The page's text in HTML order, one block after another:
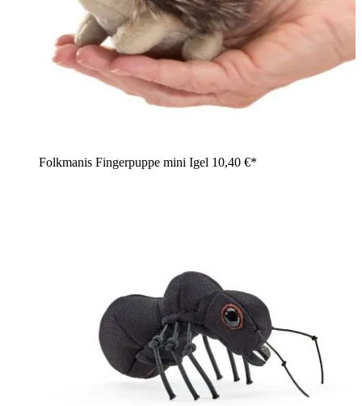
Folkmanis Fingerpuppe mini Igel 10,40 €*